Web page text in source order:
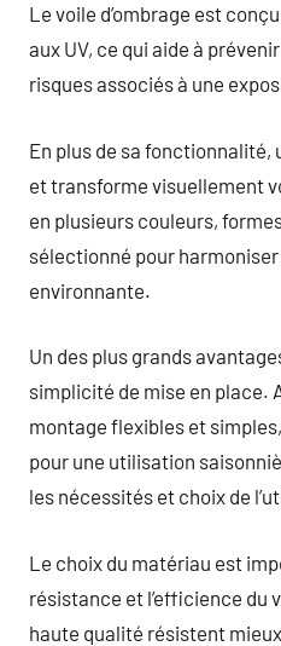
Le voile d’ombrage est
aux UV, ce qui aide à
risques associés à une
En plus de sa fonctionnalité,
et transforme visuellement
en plusieurs couleurs,
sélectionné pour
environnante.
Un des plus grands
simplicité de mise en place.
montage flexibles et
pour une utilisation
les nécessités et choix de
Le choix du matériau est
résistance et l’efficience du
haute qualité résistent